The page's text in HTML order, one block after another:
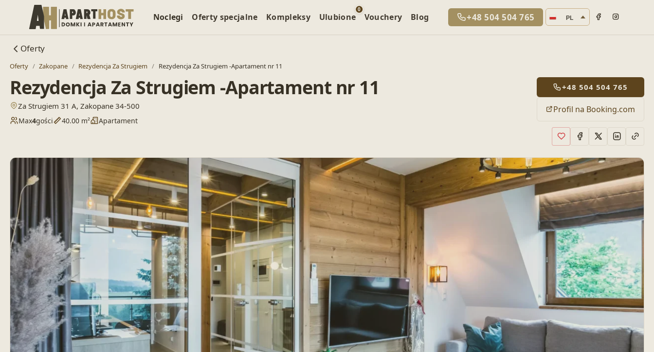
Noclegi Oferty specjalne Kompleksy
0
Ulubione Vouchery Blog +48 504 504 765 Język strony
PL
Oferty
Oferty / Zakopane / Rezydencja Za Strugiem / Rezydencja Za Strugiem -Apartament nr 11
Rezydencja Za Strugiem -Apartament nr 11
Za Strugiem 31 A, Zakopane 34-500
— otwiera lokalizację w Google Maps
Max4gości 40.00 m² Apartament
+48 504 504 765
Profil na Booking.com
Dodaj do ulubionych